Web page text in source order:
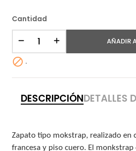
Cantidad
AÑADIR
 .
DESCRIPCIÓNDETALLES
Zapato tipo mokstrap, realizado en
francesa y piso cuero. El monkstrap